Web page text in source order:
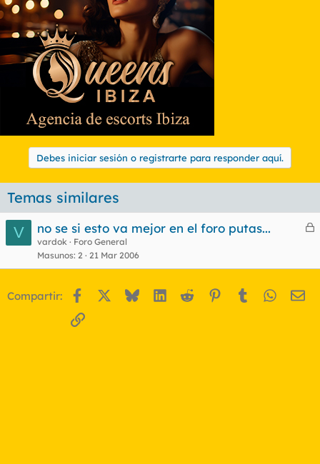
Debes iniciar sesión o registrarte para responder aquí.
Temas similares
V
C
r
no se si esto va mejor en el foro putas...
vardok
Foro General
Masunos 2 21 Mar 2006
Compartir: Facebook BlueskyLinkedIn
Reddit Pinterest
Tumblr
Enlace